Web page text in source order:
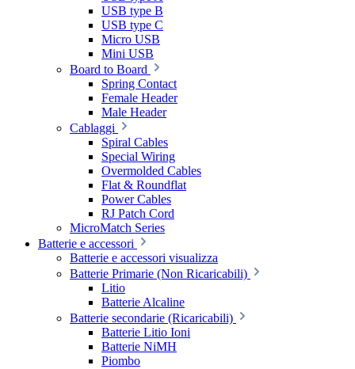
USB type B
USB type C
Micro USB
Mini USB
Board to Board
Spring Contact
Female Header
Male Header
Cablaggi
Spiral Cables
Special Wiring
Overmolded Cables
Flat & Roundflat
Power Cables
RJ Patch Cord
MicroMatch Series
Batterie e accessori
Batterie e accessori visualizza
Batterie Primarie (Non Ricaricabili)
Litio
Batterie Alcaline
Batterie secondarie (Ricaricabili)
Batterie Litio Ioni
Batterie NiMH
Piombo